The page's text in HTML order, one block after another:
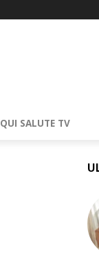
QUI SALUTE TV